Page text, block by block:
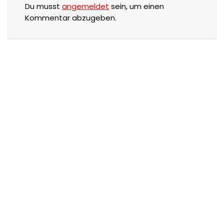
Du musst angemeldet sein, um einen
Kommentar abzugeben.